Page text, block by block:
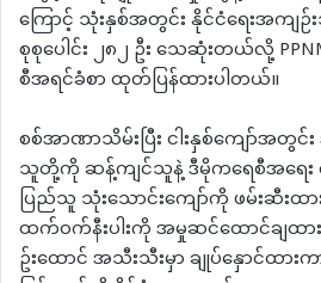
ကြောင့် သုံးနှစ်အတွင်း နိုင်ငံရေးအကျဉ်
စုစုပေါင်း ၂၈၂ ဦး သေဆုံးတယ်လို့
စီအရင်ခံစာ ထုတ်ပြန်ထားပါတယ်။
စစ်အာဏာသိမ်းပြီး ငါးနှစ်ကျော်အ
သူတို့ကို ဆန့်ကျင်သူနဲ့ ဒီမိုကရေစီအရေး
ပြည်သူ သုံးသောင်းကျော်ကို ဖမ်းဆီးထ
ထက်ဝက်နီးပါးကို အမှုဆင်ထောင်ချထာ
ဥ်းထောင် ​အသီးသီးမှာ ချုပ်နှောင်ထား